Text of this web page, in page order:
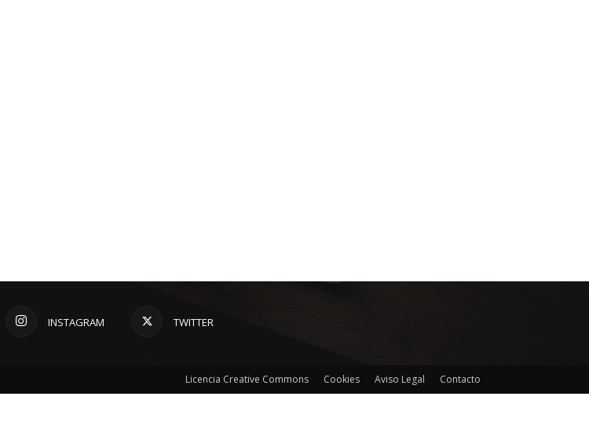
INSTAGRAM TWITTER
Licencia Creative Commons Cookies Aviso Legal Contacto